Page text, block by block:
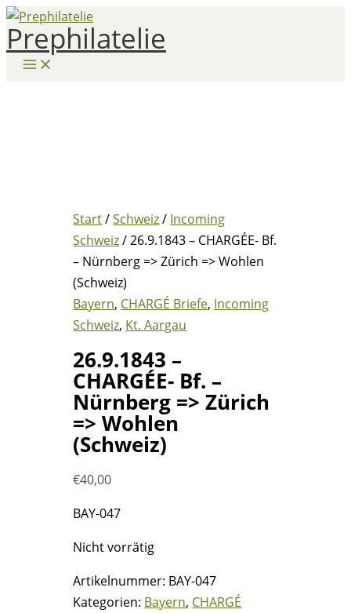
Zum
Inhalt
springen
Prephilatelie
Start/Schweiz/ Incoming
Schweiz/ 26.9.1843 – CHARGÉE- Bf.
– Nürnberg => Zürich => Wohlen
(Schweiz)
Bayern, CHARGÉ Briefe, Incoming
Schweiz, Kt. Aargau
26.9.1843 –
CHARGÉE- Bf. –
Nürnberg => Zürich
=> Wohlen
(Schweiz)
€40,00
BAY-047
Nicht vorrätig
Artikelnummer: BAY-047
Kategorien: Bayern, CHARGÉ